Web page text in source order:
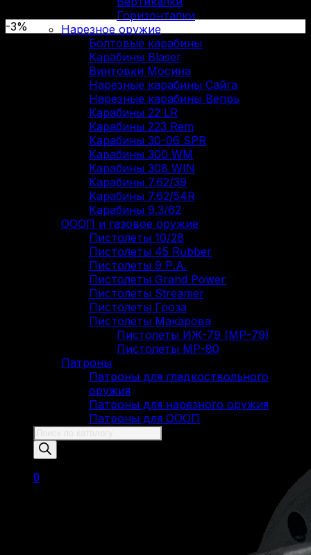
Горизонталки
Нарезное оружие
Болтовые карабины
Карабины Blaser
Винтовки Мосина
Нарезные карабины Сайга
Нарезные карабины Вепрь
Карабины 22 LR
Карабины 223 Rem
Карабины 30-06 SPR
Карабины 300 WM
Карабины 308 WIN
Карабины 7.62/39
Карабины 7.62/54R
Карабины 9.3/62
ОООП и газовое оружие
Пистолеты 10/28
Пистолеты 45 Rubber
Пистолеты 9 Р.А.
Пистолеты Grand Power
Пистолеты Streamer
Пистолеты Гроза
Пистолеты Макарова
Пистолеты ИЖ-79 (МР-79)
Пистолеты МР-80
Патроны
Патроны для гладкоствольного
оружия
Патроны для нарезного оружия
Патроны для ОООП
Поиск
товаров
0
-3%